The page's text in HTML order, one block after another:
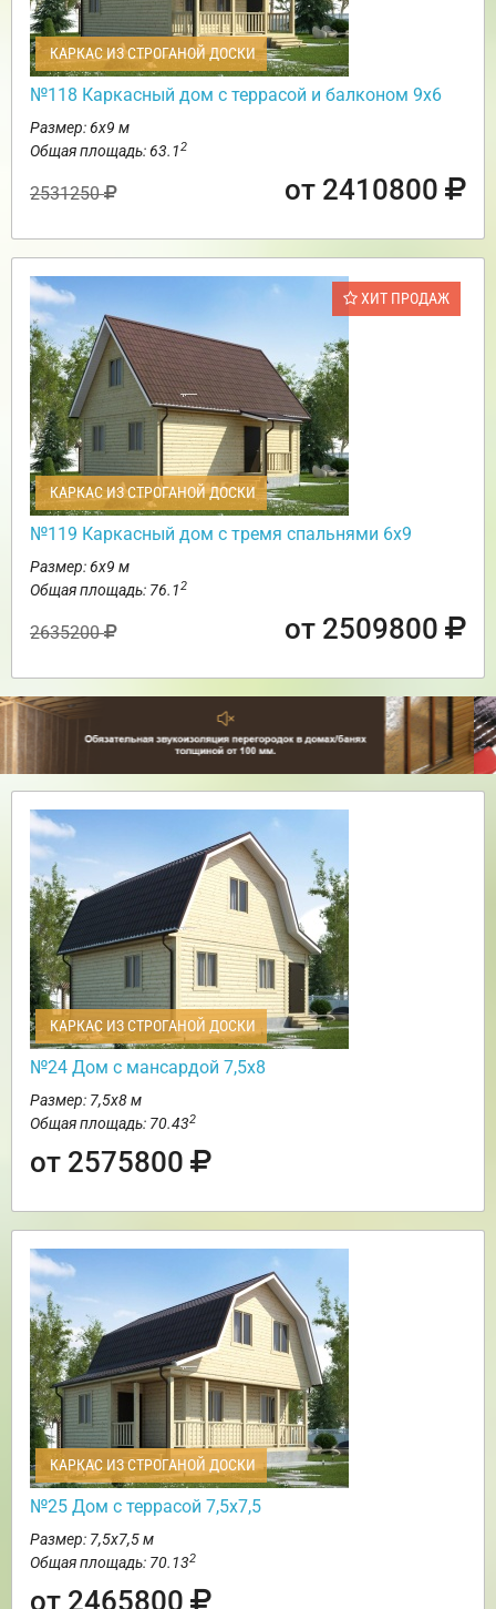
КАРКАС ИЗ СТРОГАНОЙ ДОСКИ
№118 Каркасный дом с террасой и балконом 9х6
Размер: 6х9 м
Общая площадь: 63.12
2531250 от 2410800
ХИТ ПРОДАЖ
КАРКАС ИЗ СТРОГАНОЙ ДОСКИ
№119 Каркасный дом с тремя спальнями 6х9
Размер: 6х9 м
Общая площадь: 76.12
2635200 от 2509800
КАРКАС ИЗ СТРОГАНОЙ ДОСКИ
№24 Дом с мансардой 7,5х8
Размер: 7,5х8 м
Общая площадь: 70.432
от 2575800
КАРКАС ИЗ СТРОГАНОЙ ДОСКИ
№25 Дом с террасой 7,5х7,5
Размер: 7,5х7,5 м
Общая площадь: 70.132
от 2465800